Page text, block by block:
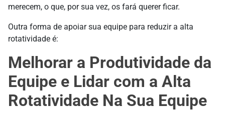
merecem, o que, por sua vez, os fará querer ficar.
Outra forma de apoiar sua equipe para reduzir a alta
rotatividade é:
Melhorar a Produtividade da
Equipe e Lidar com a Alta
Rotatividade Na Sua Equipe